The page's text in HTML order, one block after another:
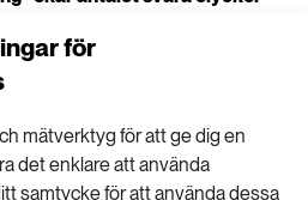
för
mätverktyg för att ge dig en
det enklare att använda
samtycke för att använda dessa
kalhugga brandskadade